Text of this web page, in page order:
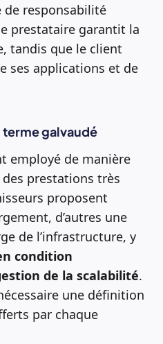
responsabilité
prestataire garantit la
tandis que le client
ses applications et de
terme galvaudé
employé de manière
prestations très
proposent
d’autres une
de l’infrastructure, y
condition
de la scalabilité.
une définition
par chaque